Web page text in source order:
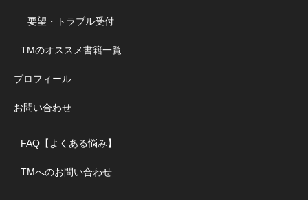
要望・トラブル受付
TMのオススメ書籍一覧
プロフィール
お問い合わせ
FAQ【よくある悩み】
TMへのお問い合わせ